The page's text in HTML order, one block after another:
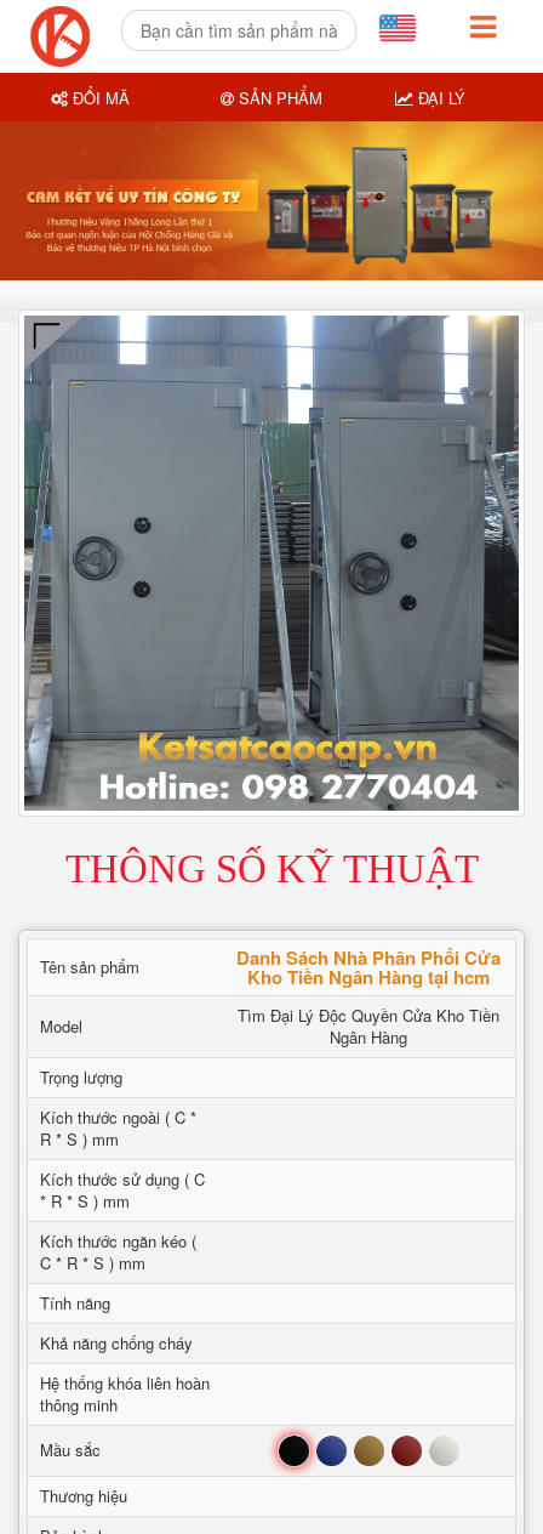
THÔNG SỐ KỸ THUẬT
Tên sản phẩm Danh Sách Nhà Phân Phối Cửa
Kho Tiền Ngân Hàng tại hcm
Model
Tìm Đại Lý Độc Quyền Cửa Kho Tiền
Ngân Hàng
Trọng lượng
Kích thước ngoài ( C *
R * S ) mm
Kích thước sử dụng ( C
* R * S ) mm
Kích thước ngăn kéo (
C * R * S ) mm
Tính năng
Khả năng chống cháy
Hệ thống khóa liên hoàn
thông minh
Mầu sắc
Đen Xanh Nâu Đỏ Trắng
Thương hiệu
ĐỔI MÃ SẢN PHẨM ĐẠI LÝ